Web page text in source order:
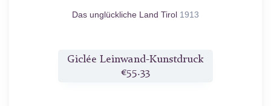
Das unglückliche Land Tirol 1913
Giclée Leinwand-Kunstdruck
€55.33